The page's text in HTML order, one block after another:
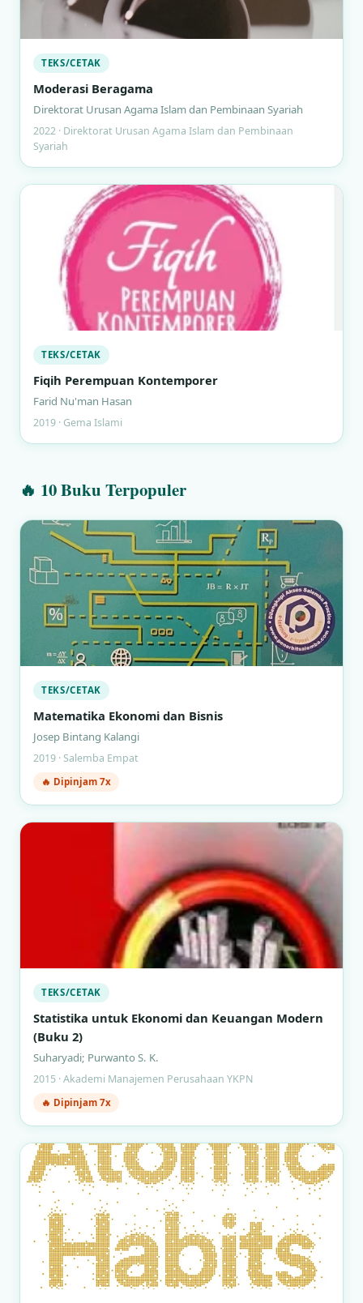
TEKS/CETAK
Moderasi Beragama
Direktorat Urusan Agama Islam dan Pembinaan Syariah
2022 · Direktorat Urusan Agama Islam dan Pembinaan
Syariah
TEKS/CETAK
Fiqih Perempuan Kontemporer
Farid Nu'man Hasan
2019 · Gema Islami
🔥 10 Buku Terpopuler
TEKS/CETAK
Matematika Ekonomi dan Bisnis
Josep Bintang Kalangi
2019 · Salemba Empat
🔥 Dipinjam 7x
TEKS/CETAK
Statistika untuk Ekonomi dan Keuangan Modern
(Buku 2)
Suharyadi; Purwanto S. K.
2015 · Akademi Manajemen Perusahaan YKPN
🔥 Dipinjam 7x